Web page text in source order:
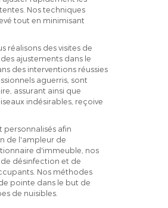
Nos techniques
tout en minimisant
réalisons des visites de
ajustements dans le
des interventions réussies
aguerris, sont
assurant ainsi que
indésirables, reçoive
personnalisés afin
de l'ampleur de
d'immeuble, nos
désinfection et de
Nos méthodes
pointe dans le but de
de nuisibles.